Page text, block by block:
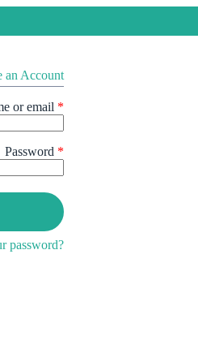
an Account
or email *
Password *
password?